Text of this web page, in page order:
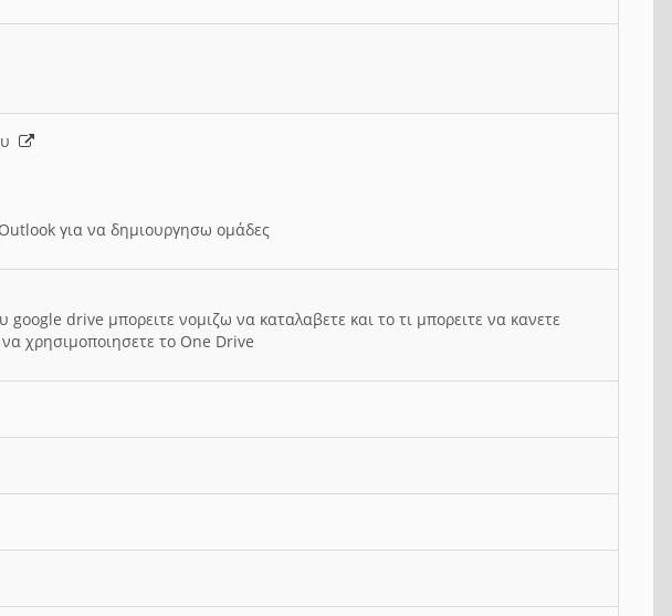
για να δημιουργησω ομάδες
drive μπορειτε νομιζω να καταλαβετε και το τι μπορειτε να κανετε
χρησιμοποιησετε το One Drive